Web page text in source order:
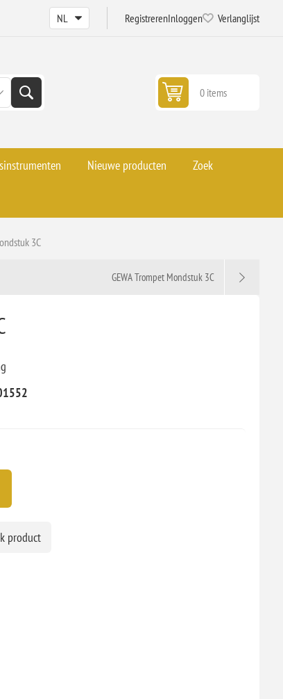
RegistrerenInloggen Verlanglijst
0 items
Nieuwe producten Zoek
3C
GEWA Trompet Mondstuk 3C
product